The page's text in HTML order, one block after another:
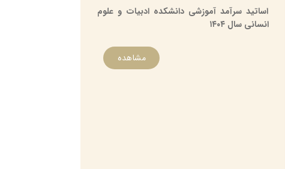
محسن اکبرپوربنی
اساتید سرآمد آموزشی دانشکده ادبیات و علوم
انسانی سال ۱۴۰۴
مشاهده